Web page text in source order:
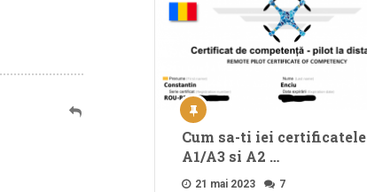
Cum sa-ti iei certificatele
A1/A3 si A2 …
21 mai 2023 7